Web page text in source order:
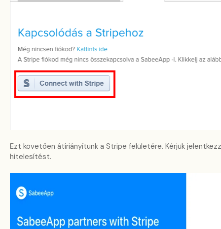
Ezt követően átíriányítunk a Stripe felületére. Kérjük
hitelesítést.